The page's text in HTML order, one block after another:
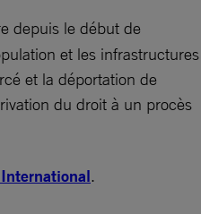
depuis le début de
et les infrastructures
et la déportation de
du droit à un procès
.